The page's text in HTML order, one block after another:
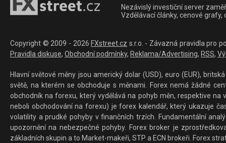
Nezávislý investiční server
Vzdělávací články, cenové
Copyright © 2009 - 2026 FXstreet.cz s.r.o. - Závazná pravidla pro
Pravidla diskuse, Obchodní podmínky, Reklama/Advertising, RSS,
Hlavní světové měny jsou americký dolar (USD), euro (EUR),
světě, na kterém se obchoduje s měnami. Forex nemá žádné
obchodník na forexu, který vydělává na pohyb měn, respektive
neboli obchodování na forexu) je forex kalendář, který ukazuje
volatility a prudké pohyby v finančních trzích. Fundamentální
upozornění na nebezpečné pohyby. Forex broker je
základních skupin a to Market-makeři, STP a ECN brokeři. Forex